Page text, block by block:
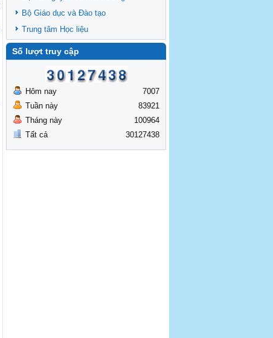
Bộ Giáo dục và Đào tạo
Trung tâm Học liệu
Số lượt truy cập
Hôm nay
Tuần này
Tháng này
Tất cả
7007
83921
100964
30127438